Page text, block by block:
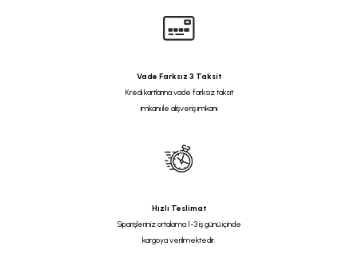
Vade Farksız 3 Taksit
Kredi kartlarına vade farksız taksit
imkanı ile alışveriş imkanı
Hızlı Teslimat
Siparişleriniz ortalama 1-3 iş günü içinde
kargoya verilmektedir.